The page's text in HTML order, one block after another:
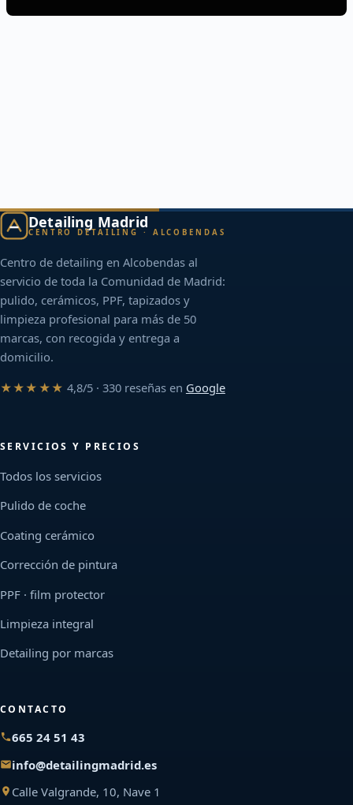
Detailing Madrid
CENTRO DETAILING · ALCOBENDAS
Centro de detailing en Alcobendas al
servicio de toda la Comunidad de Madrid:
pulido, cerámicos, PPF, tapizados y
limpieza profesional para más de 50
marcas, con recogida y entrega a
domicilio.
★★★★★ 4,8/5 · 330 reseñas en Google
SERVICIOS Y PRECIOS
Todos los servicios
Pulido de coche
Coating cerámico
Corrección de pintura
PPF · film protector
Limpieza integral
Detailing por marcas
CONTACTO
665 24 51 43
info@detailingmadrid.es
Calle Valgrande, 10, Nave 1